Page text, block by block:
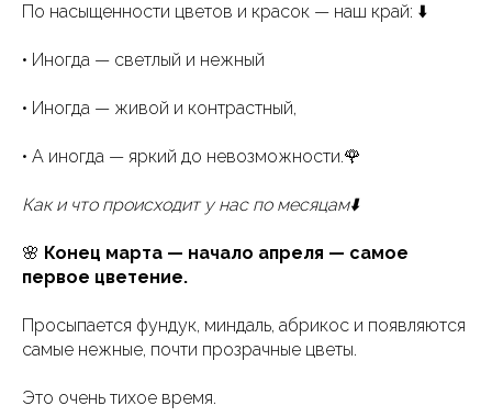
По насыщенности цветов и красок — наш край: ⬇️
• Иногда — светлый и нежный
• Иногда — живой и контрастный,
• А иногда — яркий до невозможности.🌹
Как и что происходит у нас по месяцам⬇️
🌸 Конец марта — начало апреля — самое
первое цветение.
Просыпается фундук, миндаль, абрикос и появляются
самые нежные, почти прозрачные цветы.
Это очень тихое время.